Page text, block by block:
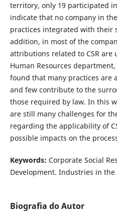
territory, only 19 participated
indicate that no company in
practices integrated with their
addition, in most of the
attributions related to CSR are
Human Resources
found that many practices are
and few contribute to the
those required by law. In this
are still many challenges for
regarding the applicability of
possible impacts on the
Keywords: Corporate Social
Development. Industries in the
Biografia do Autor